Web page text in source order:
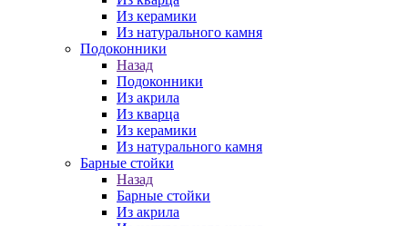
Из керамики
Из натурального камня
Подоконники
Назад
Подоконники
Из акрила
Из кварца
Из керамики
Из натурального камня
Барные стойки
Назад
Барные стойки
Из акрила